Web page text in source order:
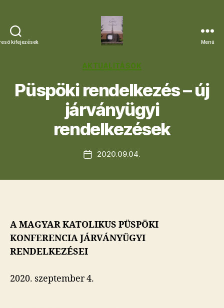
kifejezések
Egyházközség
Menü
Kategóriák
AKTUALITÁSOK
Püspöki rendelkezés – új
járványügyi
rendelkezések
Bejegyzés
2020.09.04.
A MAGYAR KATOLIKUS PÜSPÖKI
KONFERENCIA JÁRVÁNYÜGYI
RENDELKEZÉSEI
2020. szeptember 4.